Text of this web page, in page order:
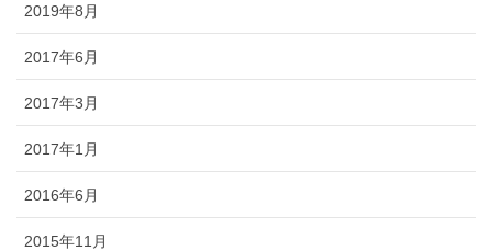
2019年8月
2017年6月
2017年3月
2017年1月
2016年6月
2015年11月